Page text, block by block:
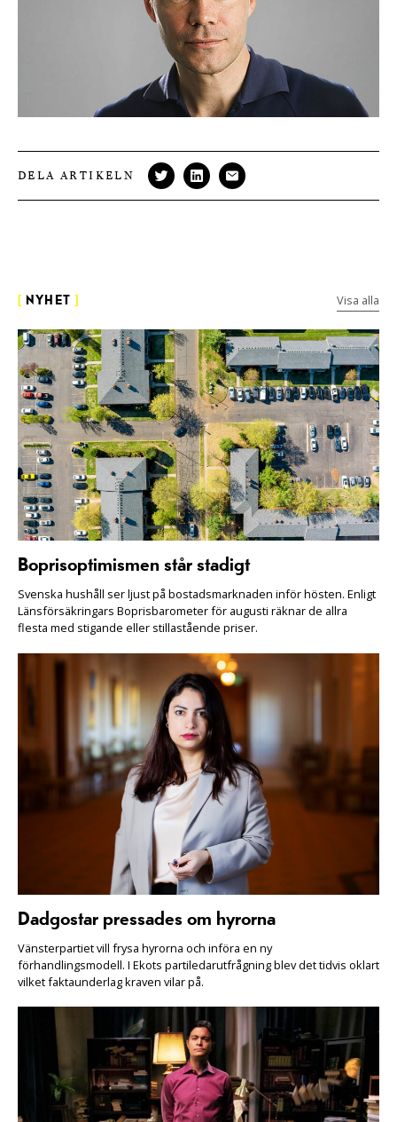
DELA ARTIKELN
NYHET Visa alla
Boprisoptimismen står stadigt
Svenska hushåll ser ljust på bostadsmarknaden inför hösten. Enligt
Länsförsäkringars Boprisbarometer för augusti räknar de allra
flesta med stigande eller stillastående priser.
Dadgostar pressades om hyrorna
Vänsterpartiet vill frysa hyrorna och införa en ny
förhandlingsmodell. I Ekots partiledarutfrågning blev det tidvis oklart
vilket faktaunderlag kraven vilar på.